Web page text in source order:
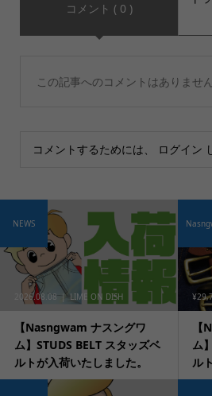
コメント ( 0 )
この記事へのコメントはありません
コメントするためには、 ログイン
2026.08.08 LIME ON DISH
【Nasngwam ナスングワ
ム】STUDS BELT スタッズベ
ルトが入荷いたしました。
NEWS
ム
ルト